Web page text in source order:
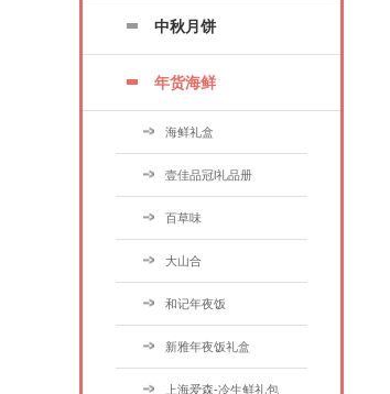
中秋月饼
年货海鲜
海鲜礼盒
壹佳品冠l礼品册
百草味
大山合
和记年夜饭
新雅年夜饭礼盒
上海爱森-冷生鲜礼包